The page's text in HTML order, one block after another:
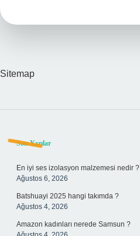
Sitemap
Sidebar
Son Yazılar
En iyi ses izolasyon malzemesi nedir ?
Ağustos 6, 2026
Batshuayi 2025 hangi takımda ?
Ağustos 4, 2026
Amazon kadınları nerede Samsun ?